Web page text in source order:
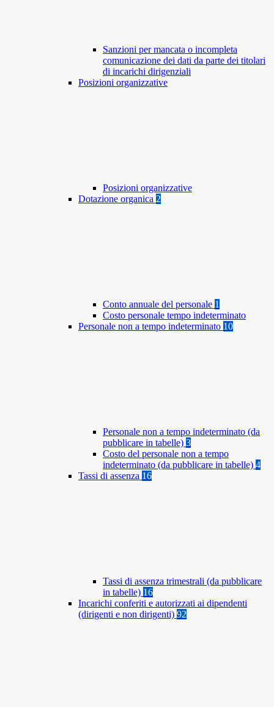
Sanzioni per mancata o incompleta
comunicazione dei dati da parte dei titolari
di incarichi dirigenziali
Posizioni organizzative
Posizioni organizzative
Dotazione organica 2
Conto annuale del personale 1
Costo personale tempo indeterminato
Personale non a tempo indeterminato 10
Personale non a tempo indeterminato (da
pubblicare in tabelle) 3
Costo del personale non a tempo
indeterminato (da pubblicare in tabelle) 4
Tassi di assenza 16
Tassi di assenza trimestrali (da pubblicare
in tabelle) 16
Incarichi conferiti e autorizzati ai dipendenti
(dirigenti e non dirigenti) 92